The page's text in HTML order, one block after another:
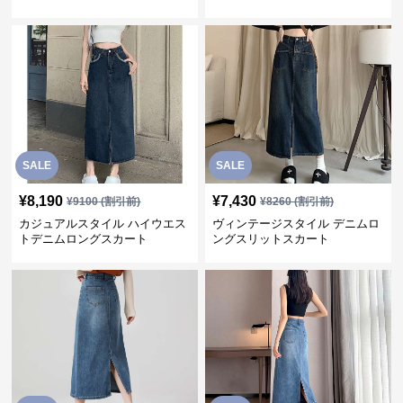
SALE
¥8,190 ¥9100(割引前)
カジュアルスタイル ハイウエス
トデニムロングスカート
SALE
¥7,430 ¥8260(割引前)
ヴィンテージスタイル デニムロ
ングスリットスカート